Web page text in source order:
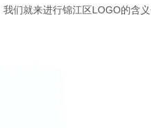
们就来进行锦江区LOGO的含